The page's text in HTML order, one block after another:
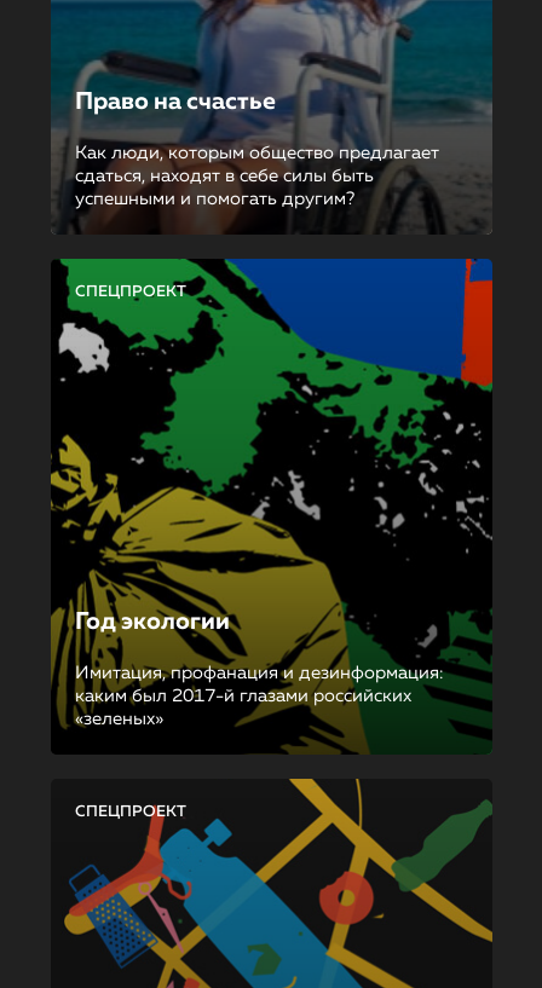
Право на счастье
Как люди, которым общество предлагает
сдаться, находят в себе силы быть
успешными и помогать другим?
СПЕЦПРОЕКТ
Год экологии
Имитация, профанация и дезинформация:
каким был 2017-й глазами российских
«зеленых»
СПЕЦПРОЕКТ